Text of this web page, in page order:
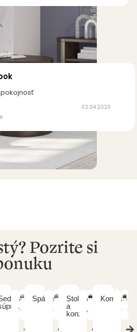
02.04.2023
Pozrite si
Spálne
Stolíky
a
konzoly
Komody